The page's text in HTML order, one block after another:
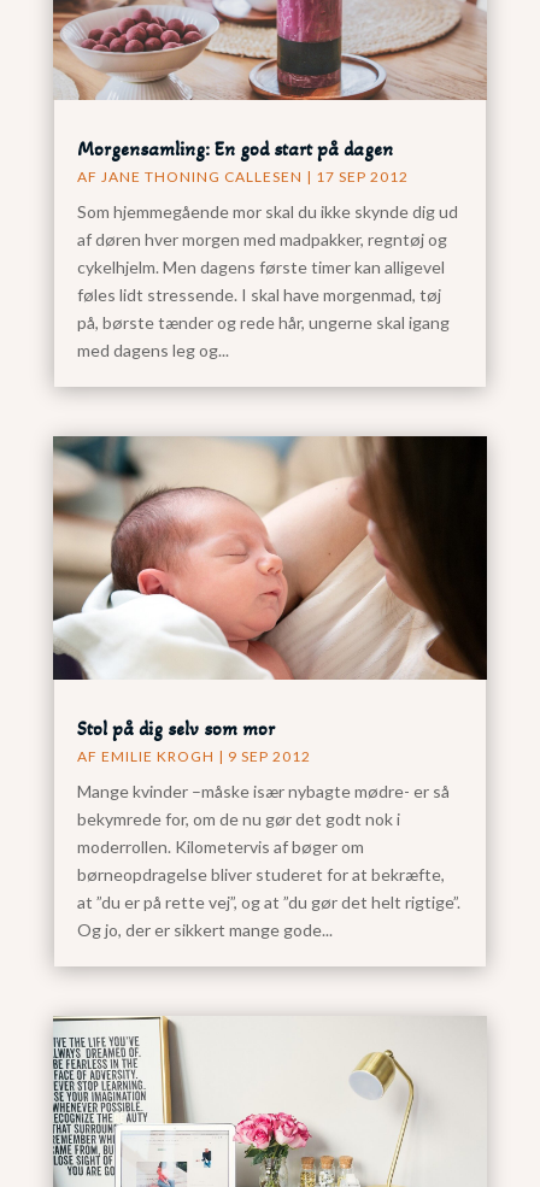
Morgensamling: En god start på dagen
AF JANE THONING CALLESEN | 17 SEP 2012
Som hjemmegående mor skal du ikke skynde dig ud
af døren hver morgen med madpakker, regntøj og
cykelhjelm. Men dagens første timer kan alligevel
føles lidt stressende. I skal have morgenmad, tøj
på, børste tænder og rede hår, ungerne skal igang
med dagens leg og...
Stol på dig selv som mor
AF EMILIE KROGH | 9 SEP 2012
Mange kvinder –måske især nybagte mødre- er så
bekymrede for, om de nu gør det godt nok i
moderrollen. Kilometervis af bøger om
børneopdragelse bliver studeret for at bekræfte,
at ”du er på rette vej”, og at ”du gør det helt rigtige”.
Og jo, der er sikkert mange gode...